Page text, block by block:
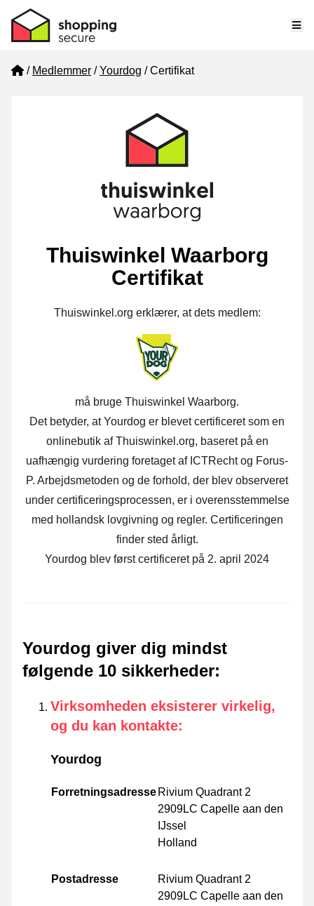
Home
Medlemmer Yourdog Certifikat
Thuiswinkel Waarborg
Certifikat
Thuiswinkel.org erklærer, at dets medlem:
må bruge Thuiswinkel Waarborg.
Det betyder, at Yourdog er blevet certificeret som en
onlinebutik af Thuiswinkel.org, baseret på en
uafhængig vurdering foretaget af ICTRecht og Forus-
P. Arbejdsmetoden og de forhold, der blev observeret
under certificeringsprocessen, er i overensstemmelse
med hollandsk lovgivning og regler. Certificeringen
finder sted årligt.
Yourdog blev først certificeret på 2. april 2024
Yourdog giver dig mindst
følgende 10 sikkerheder:
Virksomheden eksisterer virkelig,
og du kan kontakte:
Yourdog
Forretningsadresse Rivium Quadrant 2
2909LC Capelle aan den
IJssel
Holland
Postadresse
Rivium Quadrant 2
2909LC Capelle aan den